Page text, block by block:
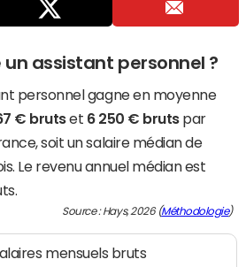
assistant personnel ?
personnel gagne en moyenne
€ brutset 6 250 € brutspar
soit un salaire médian de
Le revenu annuel médian est
Source : Hays, 2026 (Méthodologie)
mensuels bruts